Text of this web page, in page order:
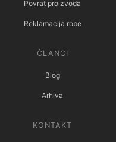
Povrat proizvoda
Reklamacija robe
ČLANCI
Blog
Arhiva
KONTAKT